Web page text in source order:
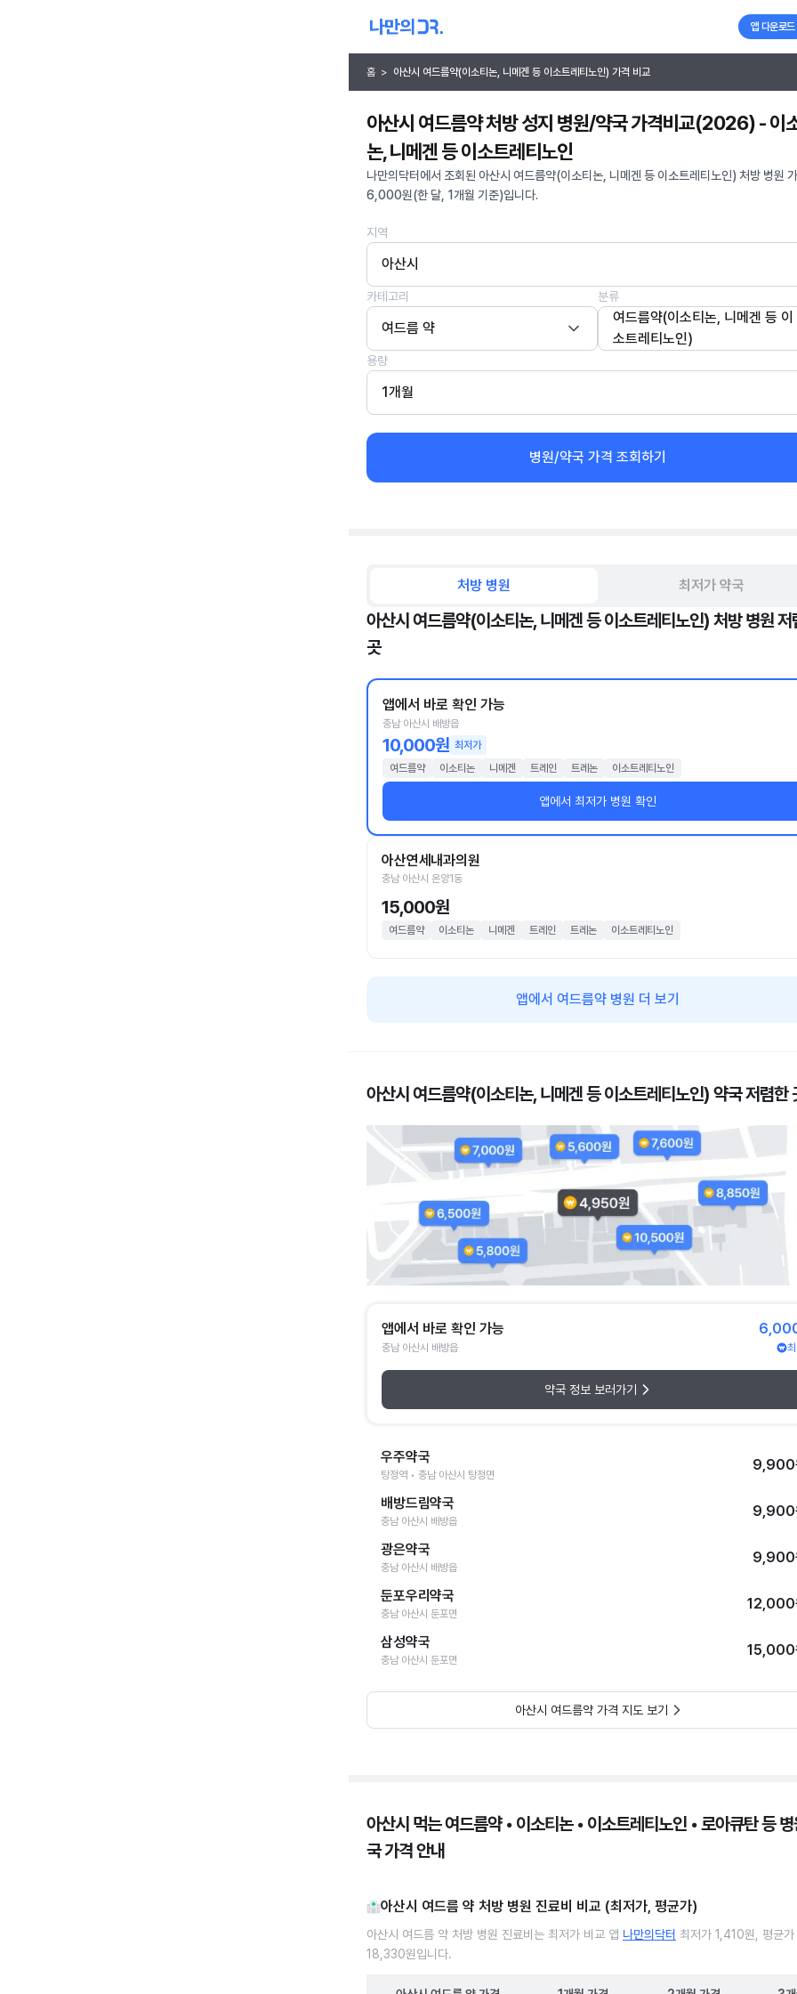
앱 다운로드
홈 > 아산시 여드름약(이소티논, 니메겐 등 이소트레티노인) 가격 비교
아산시 여드름약 처방 성지 병원/약국 가격비교(2026) - 이
논, 니메겐 등 이소트레티노인
나만의닥터에서 조회된 아산시 여드름약(이소티논, 니메겐 등 이소트레티노인) 처방 병원
6,000원(한 달, 1개월 기준)입니다.
지역
아산시
카테고리
여드름 약
분류
여드름약(이소티논, 니메겐 등 이
소트레티노인)
용량
1개월
병원/약국 가격 조회하기
처방 병원 최저가 약국
아산시 여드름약(이소티논, 니메겐 등 이소트레티노인) 처방 병원 저
곳
앱에서 바로 확인 가능
충남 아산시 배방읍
10,000원 최저가
여드름약
이소티논 니메겐 트레인 트레논 이소트레티노인
앱에서 최저가 병원 확인
아산연세내과의원
충남 아산시 온양1동
15,000원
여드름약 이소티논 니메겐 트레인 트레논 이소트레티노인
앱에서 여드름약 병원 더 보기
아산시 여드름약(이소티논, 니메겐 등 이소트레티노인) 약국 저렴한
앱에서 바로 확인 가능
충남 아산시 배방읍
약국 정보 보러가기
우주약국
탕정역 • 충남 아산시 탕정면
9,900
배방드림약국
충남 아산시 배방읍
9,900
광은약국
충남 아산시 배방읍
9,900
둔포우리약국
충남 아산시 둔포면
12,000
삼성약국
충남 아산시 둔포면
15,000
아산시 여드름약 가격 지도 보기
아산시 먹는 여드름약 • 이소티논 • 이소트레티노인 • 로아큐탄 등
국 가격 안내
아산시 여드름 약 처방 병원 진료비 비교 (최저가, 평균가)
아산시 여드름 약 처방 병원 진료비는 최저가 비교 앱 나만의닥터 최저가 1,410원, 평균가
18,330원입니다.